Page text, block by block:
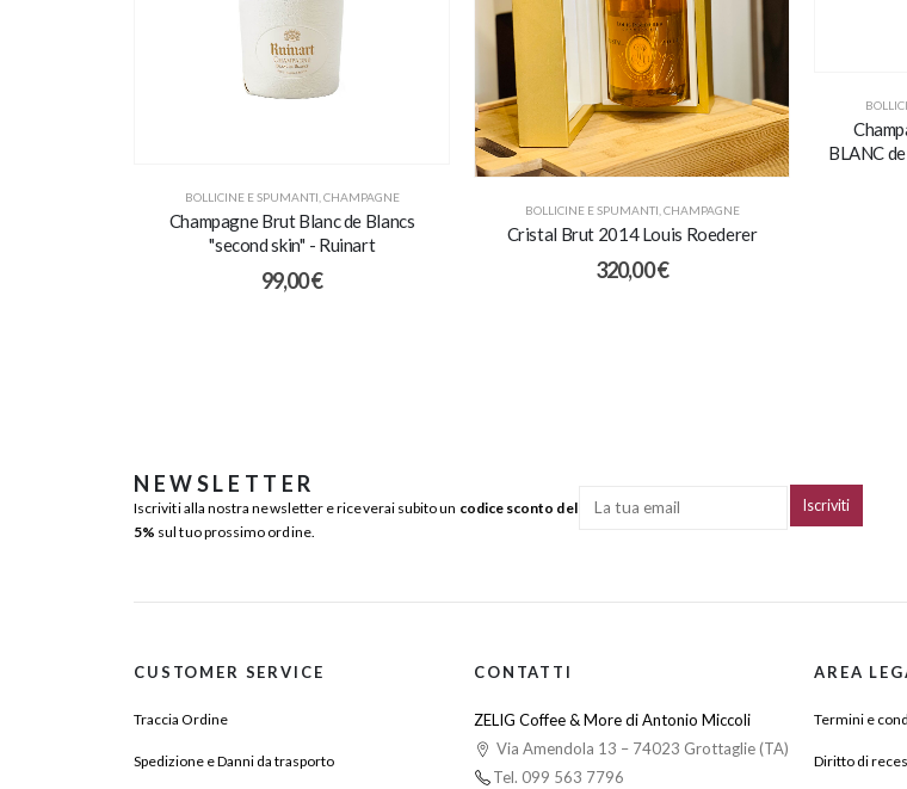
BOLLICINE E SPUMANTI CHAMPAGNE
Champagne Brut Blanc de Blancs
''second skin'' - Ruinart
99,00€
BOLLICINE E SPUMANTI CHAMPAGNE
Cristal Brut 2014 Louis Roederer
320,00€
BLANC
NEWSLETTER
Iscriviti alla nostra newsletter e riceverai subito un codice sconto del
5% sul tuo prossimo ordine.
CUSTOMER SERVICE
Traccia Ordine
Spedizione e Danni da trasporto
CONTATTI
ZELIG Coffee & More di Antonio Miccoli
Via Amendola 13 – 74023 Grottaglie (TA)
Tel. 099 563 7796
AREA
Termini e
Diritto di